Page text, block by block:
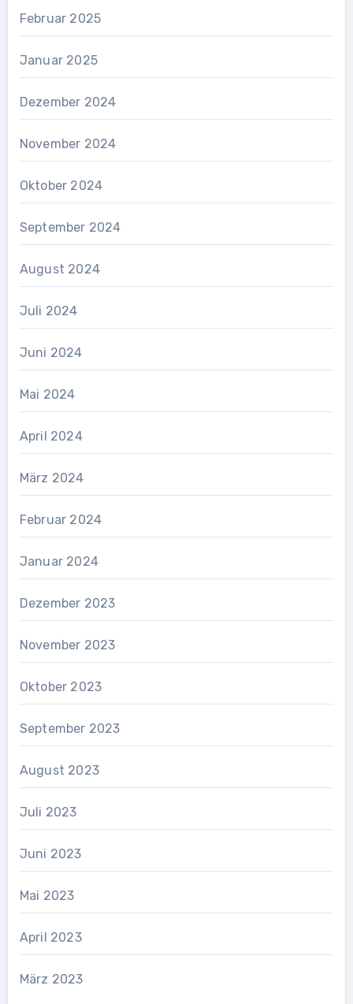
Februar 2025
Januar 2025
Dezember 2024
November 2024
Oktober 2024
September 2024
August 2024
Juli 2024
Juni 2024
Mai 2024
April 2024
März 2024
Februar 2024
Januar 2024
Dezember 2023
November 2023
Oktober 2023
September 2023
August 2023
Juli 2023
Juni 2023
Mai 2023
April 2023
März 2023